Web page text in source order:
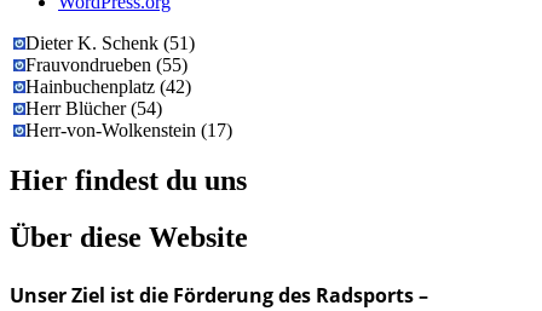
Dieter K. Schenk(51)
Frauvondrueben(55)
Hainbuchenplatz(42)
Herr Blücher(54)
Herr-von-Wolkenstein(17)
Hier findest du uns
Über diese Website
Unser Ziel ist die Förderung des Radsports –